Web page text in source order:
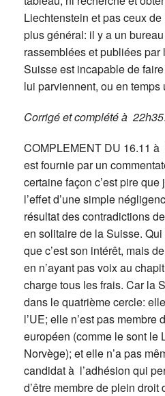
Liechtenstein et pas ceux
plus général: il y a un
rassemblées et publiées par
Suisse est incapable de
lui parviennent, ou en
Corrigé et complété à 22h35.
COMPLEMENT DU 16.11 à
est fournie par un
certaine façon c’est pire
l’effet d’une simple
résultat des contradictions
en solitaire de la Suisse.
que c’est son intérêt, mais
en n’ayant pas voix au
charge tous les frais. Car la
dans le quatrième cercle:
l’UE; elle n’est pas membre
européen (comme le sont le
Norvège); et elle n’a pas
candidat à l’adhésion qui
d’être membre de plein droit